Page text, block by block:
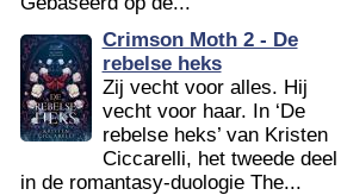
Crimson Moth 2 - De
rebelse heks
Zij vecht voor alles. Hij
vecht voor haar. In ‘De
rebelse heks’ van Kristen
Ciccarelli, het tweede deel
in de romantasy-duologie The...